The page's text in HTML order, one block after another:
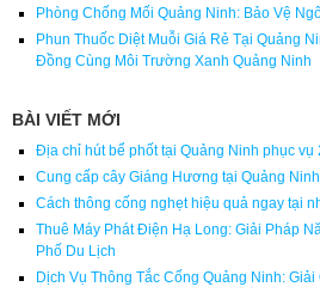
Phòng Chống Mối Quảng Ninh: Bảo Vệ
Phun Thuốc Diệt Muỗi Giá Rẻ Tại Quảng
Đồng Cùng Môi Trường Xanh Quảng Ninh
BÀI VIẾT MỚI
Địa chỉ hút bể phốt tại Quảng Ninh phục vụ
Cung cấp cây Giáng Hương tại Quảng
Cách thông cống nghẹt hiệu quả ngay tại
Thuê Máy Phát Điện Hạ Long: Giải Pháp
Phố Du Lịch
Dịch Vụ Thông Tắc Cống Quảng Ninh: